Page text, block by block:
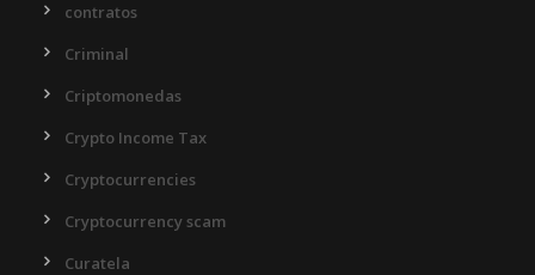
contratos
Criminal
Criptomonedas
Crypto Income Tax
Cryptocurrencies
Cryptocurrency scam
Curatela